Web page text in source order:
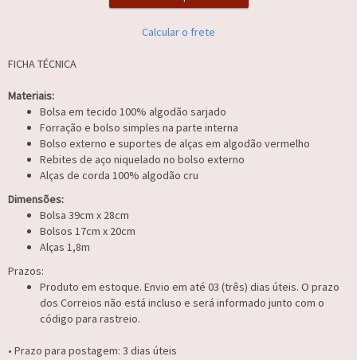
Calcular o frete
FICHA TÉCNICA
Materiais:
Bolsa em tecido 100% algodão sarjado
Forração e bolso simples na parte interna
Bolso externo e suportes de alças em algodão vermelho
Rebites de aço niquelado no bolso externo
Alças de corda 100% algodão cru
Dimensões:
Bolsa 39cm x 28cm
Bolsos 17cm x 20cm
Alças 1,8m
Prazos:
Produto em estoque. Envio em até 03 (três) dias úteis. O prazo
dos Correios não está incluso e será informado junto com o
código para rastreio.
• Prazo para postagem: 3 dias úteis